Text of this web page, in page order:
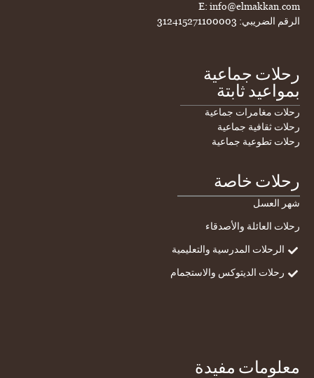
E: info@elmakkan.com
الرقم الضريبي: 312415271100003
رحلات جماعية
بمواعيد ثابتة
رحلات مغامرات جماعية
رحلات ثقافية جماعية
رحلات تطوعية جماعية
رحلات خاصة
شهر العسل
رحلات العائلة والأصدقاء
الرحلات المدرسية والتعليمية
رحلات الديتوكس والاستجمام
معلومات مفيدة